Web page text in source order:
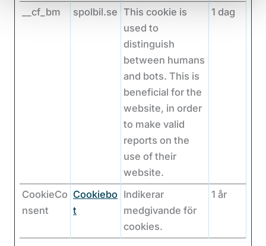
__cf_bm
spolbil.se This cookie is
used to
distinguish
between humans
and bots. This is
beneficial for the
website, in order
to make valid
reports on the
use of their
website.
1 dag
CookieCo
nsent
Cookiebo
t
Indikerar
medgivande för
cookies.
1 år